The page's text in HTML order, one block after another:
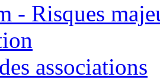
- Risques
associations